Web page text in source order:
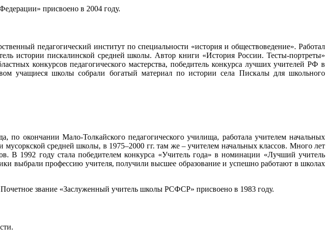
присвоено в 2004 году.
педагогический институт по специальности «история и обществоведение». Работал
истории пискалинской средней школы. Автор книги «История России. Тесты-портреты»
конкурсов педагогического мастерства, победитель конкурса лучших учителей РФ в
учащиеся школы собрали богатый материал по истории села Пискалы для школьного
окончании Мало-Толкайского педагогического училища, работала учителем начальных
средней школы, в 1975–2000 гг. там же – учителем начальных классов. Много лет
В 1992 году стала победителем конкурса «Учитель года» в номинации «Лучший учитель
выбрали профессию учителя, получили высшее образование и успешно работают в школах
звание «Заслуженный учитель школы РСФСР» присвоено в 1983 году.